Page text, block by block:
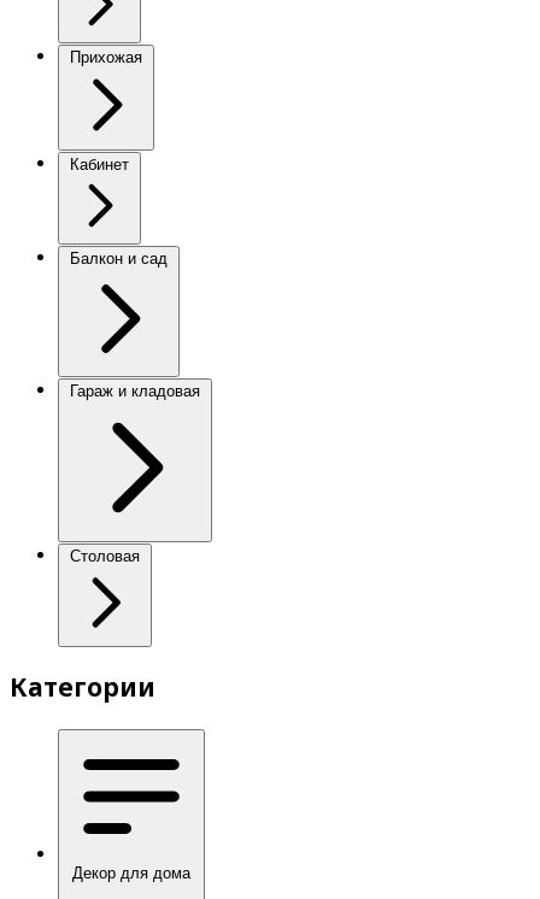
Прихожая
Кабинет
Балкон и сад
Гараж и кладовая
Столовая
Категории
Декор для дома